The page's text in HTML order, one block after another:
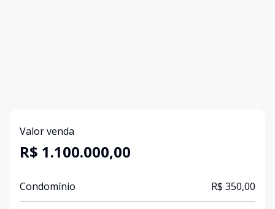
Valor venda
R$ 1.100.000,00
Condomínio R$ 350,00